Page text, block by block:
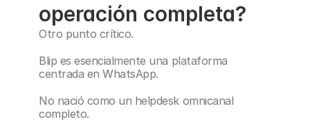
operación completa?
Otro punto crítico.
Blip es esencialmente una plataforma
centrada en WhatsApp.
No nació como un helpdesk omnicanal
completo.